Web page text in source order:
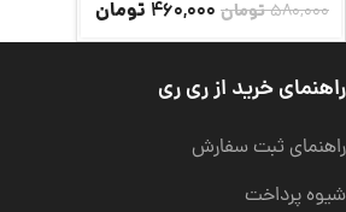
580,000تومان 460,000 تومان
راهنمای خرید از ری ری
راهنمای ثبت سفارش
شیوه پرداخت